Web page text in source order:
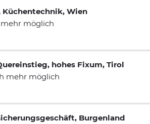
Wien
möglich
hohes Fixum, Tirol
mehr möglich
Burgenland